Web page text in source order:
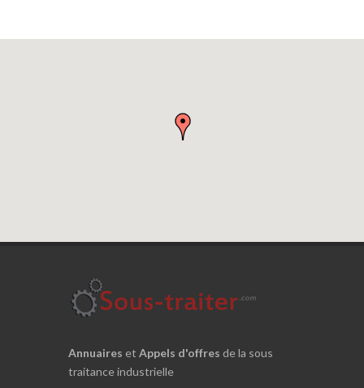
Annuaires et Appels d'offres de la sous
traitance industrielle